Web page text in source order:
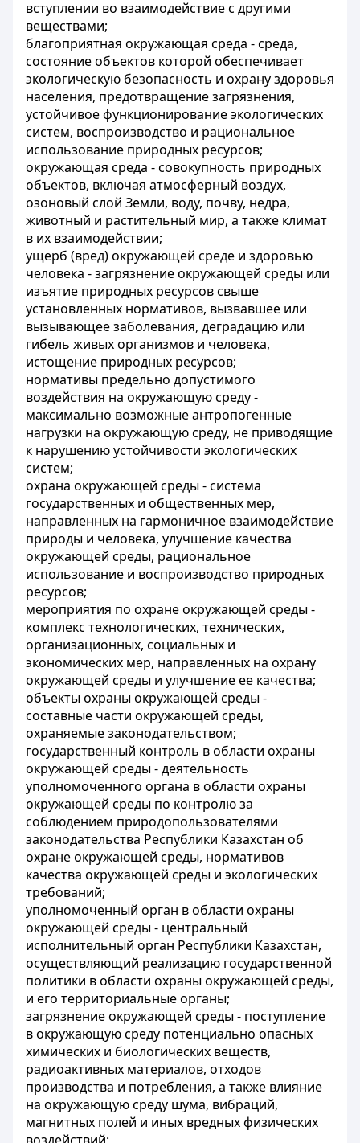
вступлении во взаимодействие с другими
веществами;
благоприятная окружающая среда - среда,
состояние объектов которой обеспечивает
экологическую безопасность и охрану здоровья
населения, предотвращение загрязнения,
устойчивое функционирование экологических
систем, воспроизводство и рациональное
использование природных ресурсов;
окружающая среда - совокупность природных
объектов, включая атмосферный воздух,
озоновый слой Земли, воду, почву, недра,
животный и растительный мир, а также климат
в их взаимодействии;
ущерб (вред) окружающей среде и здоровью
человека - загрязнение окружающей среды или
изъятие природных ресурсов свыше
установленных нормативов, вызвавшее или
вызывающее заболевания, деградацию или
гибель живых организмов и человека,
истощение природных ресурсов;
нормативы предельно допустимого
воздействия на окружающую среду -
максимально возможные антропогенные
нагрузки на окружающую среду, не приводящие
к нарушению устойчивости экологических
систем;
охрана окружающей среды - система
государственных и общественных мер,
направленных на гармоничное взаимодействие
природы и человека, улучшение качества
окружающей среды, рациональное
использование и воспроизводство природных
ресурсов;
мероприятия по охране окружающей среды -
комплекс технологических, технических,
организационных, социальных и
экономических мер, направленных на охрану
окружающей среды и улучшение ее качества;
объекты охраны окружающей среды -
составные части окружающей среды,
охраняемые законодательством;
государственный контроль в области охраны
окружающей среды - деятельность
уполномоченного органа в области охраны
окружающей среды по контролю за
соблюдением природопользователями
законодательства Республики Казахстан об
охране окружающей среды, нормативов
качества окружающей среды и экологических
требований;
уполномоченный орган в области охраны
окружающей среды - центральный
исполнительный орган Республики Казахстан,
осуществляющий реализацию государственной
политики в области охраны окружающей среды,
и его территориальные органы;
загрязнение окружающей среды - поступление
в окружающую среду потенциально опасных
химических и биологических веществ,
радиоактивных материалов, отходов
производства и потребления, а также влияние
на окружающую среду шума, вибраций,
магнитных полей и иных вредных физических